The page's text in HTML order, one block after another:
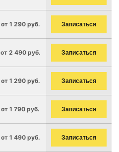
от 1 290 руб. Записаться
от 2 490 руб. Записаться
от 1 290 руб. Записаться
от 1 790 руб. Записаться
от 1 490 руб. Записаться